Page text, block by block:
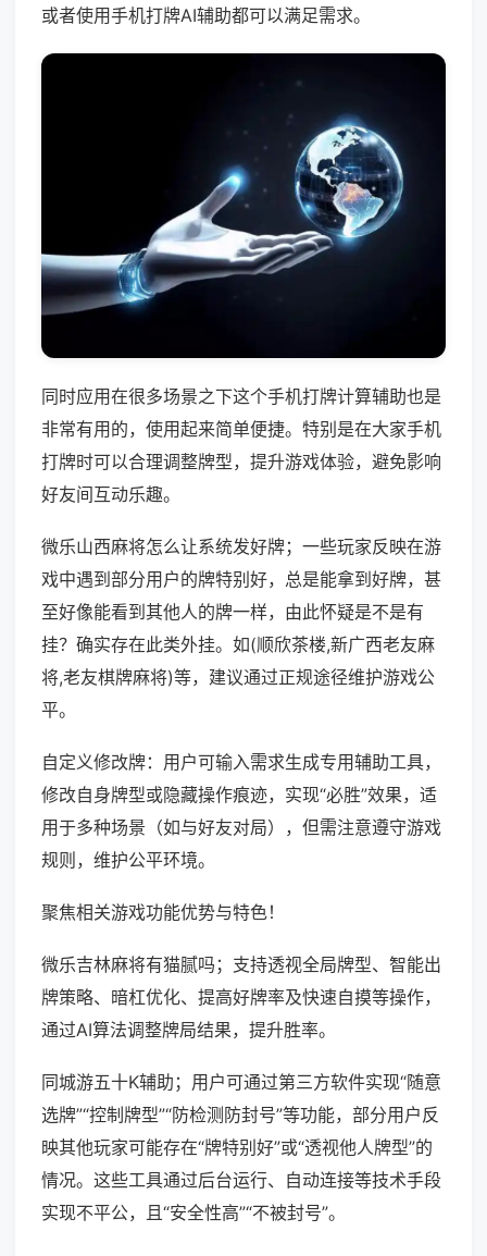
或者使用手机打牌AI辅助都可以满足需求。
同时应用在很多场景之下这个手机打牌计算辅助也是
非常有用的，使用起来简单便捷。特别是在大家手机
打牌时可以合理调整牌型，提升游戏体验，避免影响
好友间互动乐趣。
微乐山西麻将怎么让系统发好牌；一些玩家反映在游
戏中遇到部分用户的牌特别好，总是能拿到好牌，甚
至好像能看到其他人的牌一样，由此怀疑是不是有
挂？确实存在此类外挂。如(顺欣茶楼,新广西老友麻
将,老友棋牌麻将)等，建议通过正规途径维护游戏公
平。
自定义修改牌：用户可输入需求生成专用辅助工具，
修改自身牌型或隐藏操作痕迹，实现“必胜”效果，适
用于多种场景（如与好友对局），但需注意遵守游戏
规则，维护公平环境。
聚焦相关游戏功能优势与特色！
微乐吉林麻将有猫腻吗；支持透视全局牌型、智能出
牌策略、暗杠优化、提高好牌率及快速自摸等操作，
通过AI算法调整牌局结果，提升胜率。
同城游五十K辅助；用户可通过第三方软件实现“随意
选牌”“控制牌型”“防检测防封号”等功能，部分用户反
映其他玩家可能存在“牌特别好”或“透视他人牌型”的
情况。这些工具通过后台运行、自动连接等技术手段
实现不平公，且“安全性高”“不被封号”。